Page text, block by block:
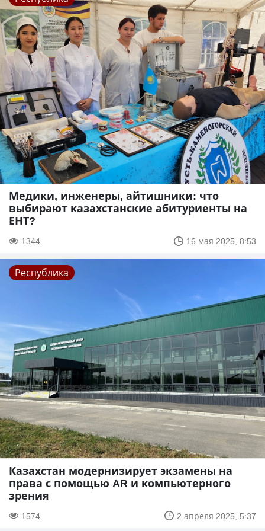
Медики, инженеры, айтишники: что
выбирают казахстанские абитуриенты на
ЕНТ?
1344 16 мая 2025, 8:53
Республика
Казахстан модернизирует экзамены на
права с помощью AR и компьютерного
зрения
1574 2 апреля 2025, 5:37